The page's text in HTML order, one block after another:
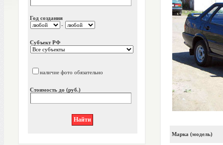
Год создания
-
Субъект РФ
наличие фото обязательно
Стоимость до (руб.)
Марка (модель)